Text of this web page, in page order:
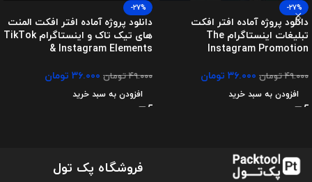
-27%
دانلود پروژه آماده افتر افکت
تبلیغات اینستاگرام The
Instagram Promotion
۴۹.۰۰۰تومان ۳۶.۰۰۰ تومان
افزودن به سبد خرید
-27%
دانلود پروژه آماده افتر افکت المنت
های تیک تاک و اینستاگرام TikTok
& Instagram Elements
۴۹.۰۰۰تومان ۳۶.۰۰۰ تومان
افزودن به سبد خرید
فروشگاه پک تول